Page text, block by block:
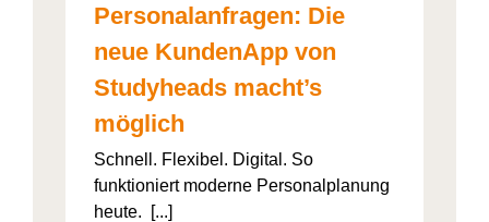
Personalanfragen: Die
neue KundenApp von
Studyheads macht’s
möglich
Schnell. Flexibel. Digital. So
funktioniert moderne Personalplanung
heute. [...]